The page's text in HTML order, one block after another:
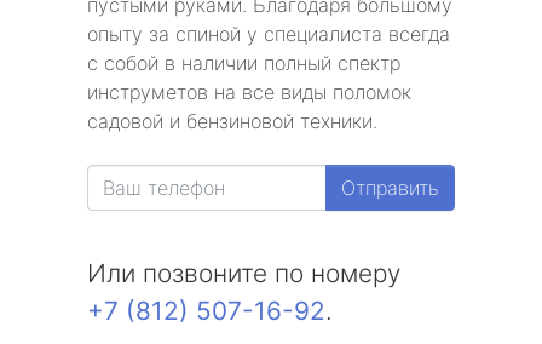
пустыми руками. Благодаря большому
опыту за спиной у специалиста всегда
с собой в наличии полный спектр
инструметов на все виды поломок
садовой и бензиновой техники.
Отправить
Или позвоните по номеру
+7 (812) 507-16-92.